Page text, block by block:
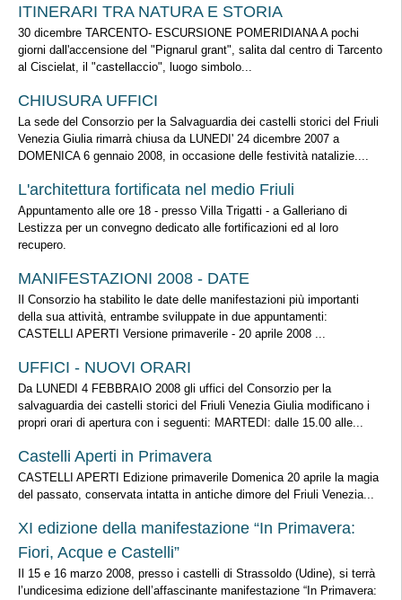
ITINERARI TRA NATURA E STORIA
30 dicembre TARCENTO- ESCURSIONE POMERIDIANA A pochi
giorni dall'accensione del "Pignarul grant", salita dal centro di Tarcento
al Ciscielat, il "castellaccio", luogo simbolo...
CHIUSURA UFFICI
La sede del Consorzio per la Salvaguardia dei castelli storici del Friuli
Venezia Giulia rimarrà chiusa da LUNEDI' 24 dicembre 2007 a
DOMENICA 6 gennaio 2008, in occasione delle festività natalizie....
L'architettura fortificata nel medio Friuli
Appuntamento alle ore 18 - presso Villa Trigatti - a Galleriano di
Lestizza per un convegno dedicato alle fortificazioni ed al loro
recupero.
MANIFESTAZIONI 2008 - DATE
Il Consorzio ha stabilito le date delle manifestazioni più importanti
della sua attività, entrambe sviluppate in due appuntamenti:
CASTELLI APERTI Versione primaverile - 20 aprile 2008 ...
UFFICI - NUOVI ORARI
Da LUNEDI 4 FEBBRAIO 2008 gli uffici del Consorzio per la
salvaguardia dei castelli storici del Friuli Venezia Giulia modificano i
propri orari di apertura con i seguenti: MARTEDI: dalle 15.00 alle...
Castelli Aperti in Primavera
CASTELLI APERTI Edizione primaverile Domenica 20 aprile la magia
del passato, conservata intatta in antiche dimore del Friuli Venezia...
XI edizione della manifestazione “In Primavera:
Fiori, Acque e Castelli”
Il 15 e 16 marzo 2008, presso i castelli di Strassoldo (Udine), si terrà
l’undicesima edizione dell’affascinante manifestazione “In Primavera: